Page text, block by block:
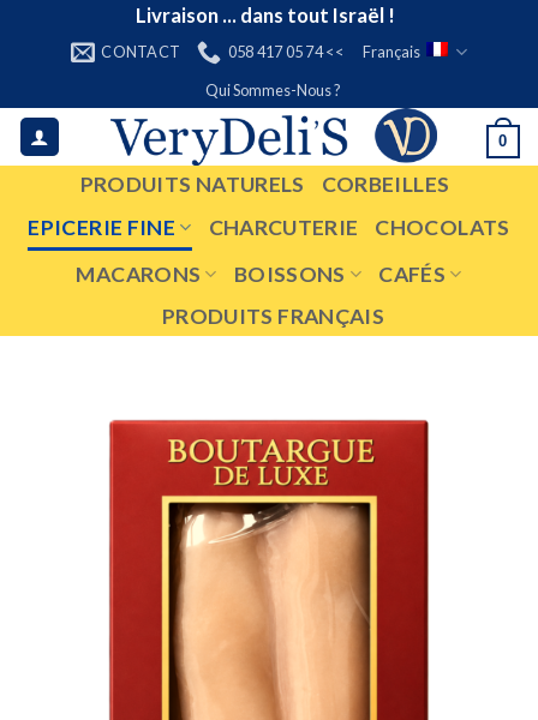
Livraison ... dans tout Israël !
CONTACT 058 417 05 74 <<
Français
Qui Sommes-Nous ?
0
PRODUITS NATURELS
CORBEILLES
EPICERIE FINE
CHARCUTERIE
CHOCOLATS
MACARONS
BOISSONS
CAFÉS
PRODUITS FRANÇAIS